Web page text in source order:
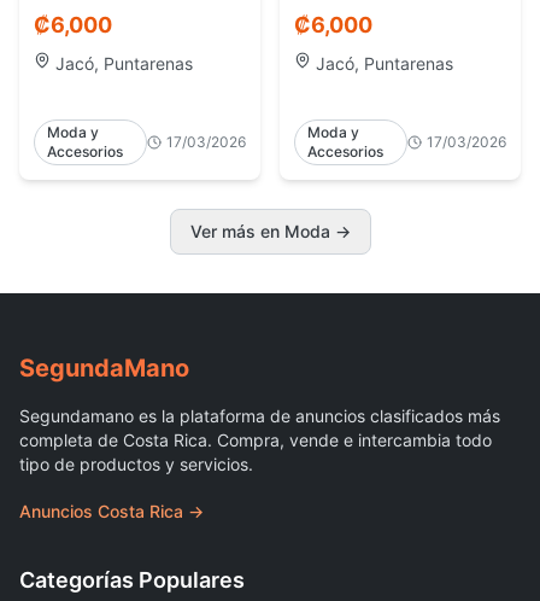
– como nuevos –
Jacó CR
₡6,000
Jacó, Puntarenas
Moda y
Accesorios
17/03/2026
– como nuevos –
Jacó CR
₡6,000
Jacó, Puntarenas
Moda y
Accesorios
17/03/2026
Ver más en Moda →
SegundaMano
Segundamano es la plataforma de anuncios clasificados más
completa de Costa Rica. Compra, vende e intercambia todo
tipo de productos y servicios.
Anuncios Costa Rica →
Categorías Populares